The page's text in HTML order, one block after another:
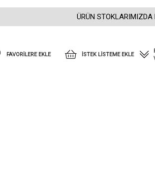
ÜRÜN
FAVORILERE EKLE İSTEK LISTEME EKLE